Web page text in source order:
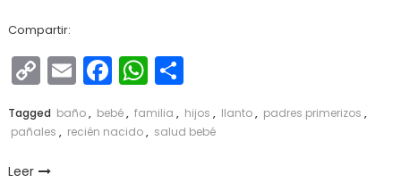
Compartir:
Copy
Link
EmailFacebook
WhatsApp
Compartir
Tagged baño, bebé, familia , hijos , llanto, padres primerizos ,
pañales , recién nacido, salud bebé
Leer